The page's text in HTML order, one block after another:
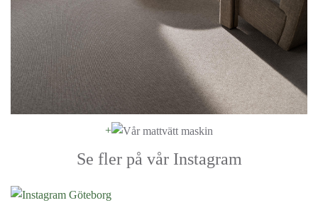
+
Se fler på vår Instagram